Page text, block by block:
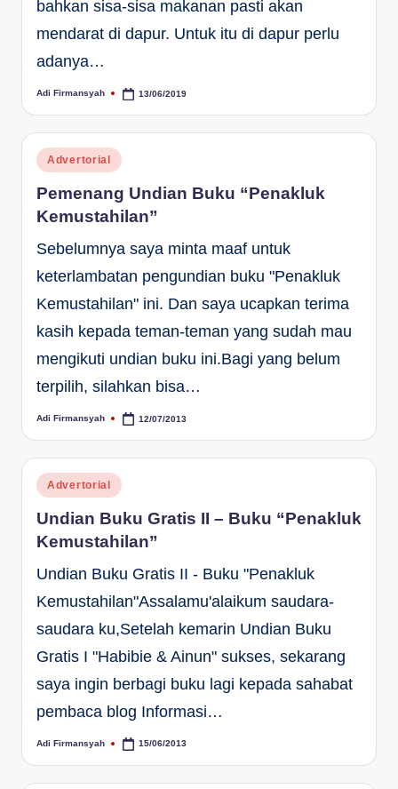
bahkan sisa-sisa makanan pasti akan
mendarat di dapur. Untuk itu di dapur perlu
adanya…
Posted
Adi Firmansyah 13/06/2019
Posted
in
Advertorial
Pemenang Undian Buku “Penakluk
Kemustahilan”
Sebelumnya saya minta maaf untuk
keterlambatan pengundian buku "Penakluk
Kemustahilan" ini. Dan saya ucapkan terima
kasih kepada teman-teman yang sudah mau
mengikuti undian buku ini.Bagi yang belum
terpilih, silahkan bisa…
Posted
Adi Firmansyah 12/07/2013
Posted
in
Advertorial
Undian Buku Gratis II – Buku “Penakluk
Kemustahilan”
Undian Buku Gratis II - Buku "Penakluk
Kemustahilan"Assalamu'alaikum saudara-
saudara ku,Setelah kemarin Undian Buku
Gratis I "Habibie & Ainun" sukses, sekarang
saya ingin berbagi buku lagi kepada sahabat
pembaca blog Informasi…
Posted
Adi Firmansyah 15/06/2013